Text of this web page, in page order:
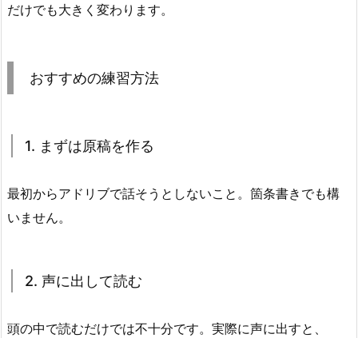
ま
稿
る
2.
2.
出
て
だけでも大きく変わります。
おすすめの練習方法
1. まずは原稿を作る
最初からアドリブで話そうとしないこと。箇条書きでも構
いません。
2. 声に出して読む
頭の中で読むだけでは不十分です。実際に声に出すと、